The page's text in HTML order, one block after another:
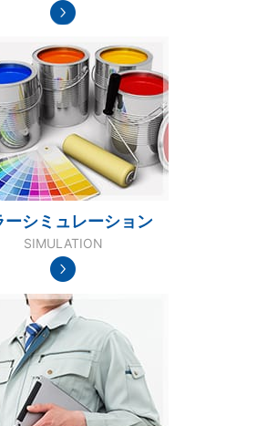
ーシミュレーション
SIMULATION